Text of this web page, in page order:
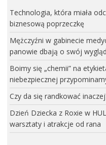
Technologia, która miała
biznesową poprzeczkę
Mężczyźni w gabinecie
panowie dbają o swój
Boimy się „chemii” na
niebezpiecznej
Czy da się randkować
Dzień Dziecka z Roxie w
warsztaty i atrakcje od rana